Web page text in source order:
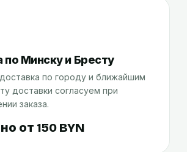
по Минску и Бресту
по городу и ближайшим
доставки согласуем при
заказа.
от 150 BYN